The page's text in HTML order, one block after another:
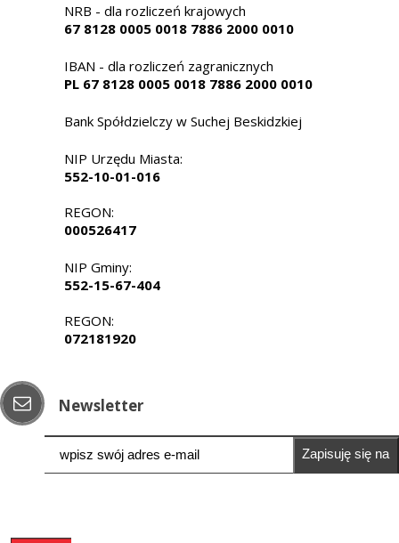
NRB - dla rozliczeń krajowych
67 8128 0005 0018 7886 2000 0010
IBAN - dla rozliczeń zagranicznych
PL 67 8128 0005 0018 7886 2000 0010
Bank Spółdzielczy w Suchej Beskidzkiej
NIP Urzędu Miasta:
552-10-01-016
REGON:
000526417
NIP Gminy:
552-15-67-404
REGON:
072181920
Newsletter
Zapisuję się na